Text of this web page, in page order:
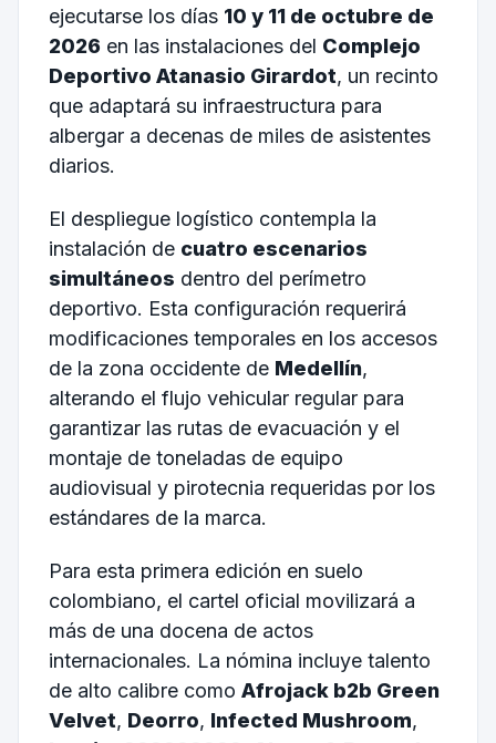
ejecutarse los días 10 y 11 de octubre de
2026 en las instalaciones del Complejo
Deportivo Atanasio Girardot, un recinto
que adaptará su infraestructura para
albergar a decenas de miles de asistentes
diarios.
El despliegue logístico contempla la
instalación de cuatro escenarios
simultáneos dentro del perímetro
deportivo. Esta configuración requerirá
modificaciones temporales en los accesos
de la zona occidente de Medellín,
alterando el flujo vehicular regular para
garantizar las rutas de evacuación y el
montaje de toneladas de equipo
audiovisual y pirotecnia requeridas por los
estándares de la marca.
Para esta primera edición en suelo
colombiano, el cartel oficial movilizará a
más de una docena de actos
internacionales. La nómina incluye talento
de alto calibre como Afrojack b2b Green
Velvet, Deorro, Infected Mushroom,